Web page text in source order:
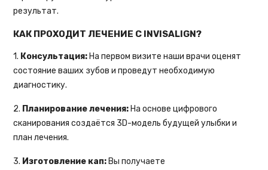
результат.
КАК ПРОХОДИТ ЛЕЧЕНИЕ С INVISALIGN?
1. Консультация: На первом визите наши врачи оценят
состояние ваших зубов и проведут необходимую
диагностику.
2. Планирование лечения: На основе цифрового
сканирования создаётся 3D-модель будущей улыбки и
план лечения.
3. Изготовление кап: Вы получаете